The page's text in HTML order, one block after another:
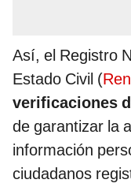
Así, el Registro
Estado Civil (
verificaciones
de garantizar la
información
ciudadanos